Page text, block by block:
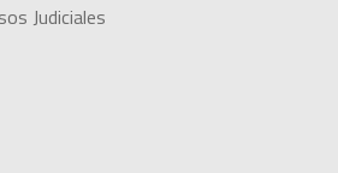
Judiciales